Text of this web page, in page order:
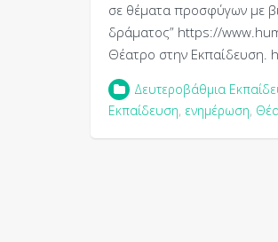
σε θέματα προσφύγων με
δράματος” https://
Θέατρο στην
Δευτεροβάθμια
Εκπαίδευση, ενημέρωση,